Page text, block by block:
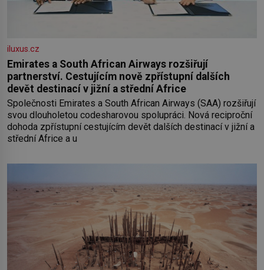
iluxus.cz
Emirates a South African Airways rozšiřují
partnerství. Cestujícím nově zpřístupní dalších
devět destinací v jižní a střední Africe
Společnosti Emirates a South African Airways (SAA) rozšiřují
svou dlouholetou codesharovou spolupráci. Nová reciproční
dohoda zpřístupní cestujícím devět dalších destinací v jižní a
střední Africe a u